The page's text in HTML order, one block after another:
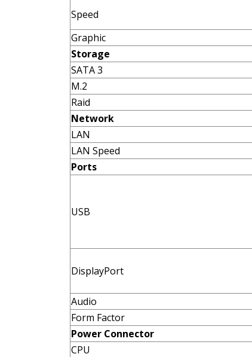
Speed
Graphic
Storage
SATA 3
M.2
Raid
Network
LAN
LAN Speed
Ports
USB
DisplayPort
Audio
Form Factor
Power Connector
CPU